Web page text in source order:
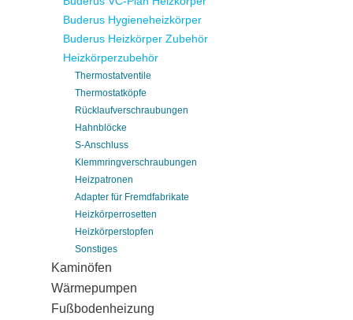
Buderus Hygieneheizkörper
Buderus Heizkörper Zubehör
Heizkörperzubehör
Thermostatventile
Thermostatköpfe
Rücklaufverschraubungen
Hahnblöcke
S-Anschluss
Klemmringverschraubungen
Heizpatronen
Adapter für Fremdfabrikate
Heizkörperrosetten
Heizkörperstopfen
Sonstiges
Kaminöfen
Wärmepumpen
Fußbodenheizung